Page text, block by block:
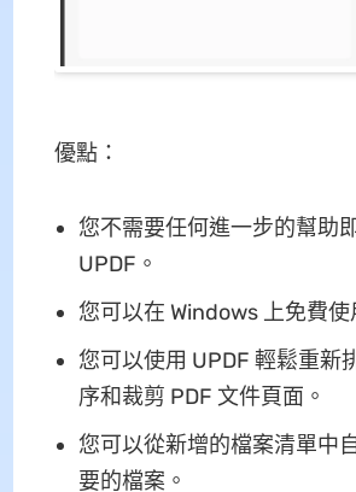
優點：
您不需要任何進一步的幫助
UPDF。
您可以在 Windows 上免費使
您可以使用 UPDF 輕鬆重新
序和裁剪 PDF 文件頁面。
您可以從新增的檔案清單中
要的檔案。